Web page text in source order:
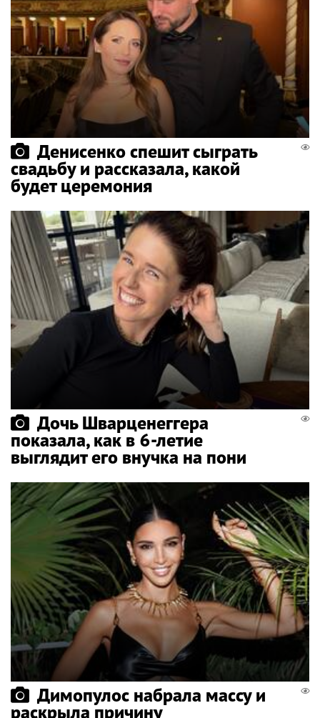
Денисенко спешит сыграть
свадьбу и рассказала, какой
будет церемония
Дочь Шварценеггера
показала, как в 6-летие
выглядит его внучка на пони
Димопулос набрала массу и
раскрыла причину